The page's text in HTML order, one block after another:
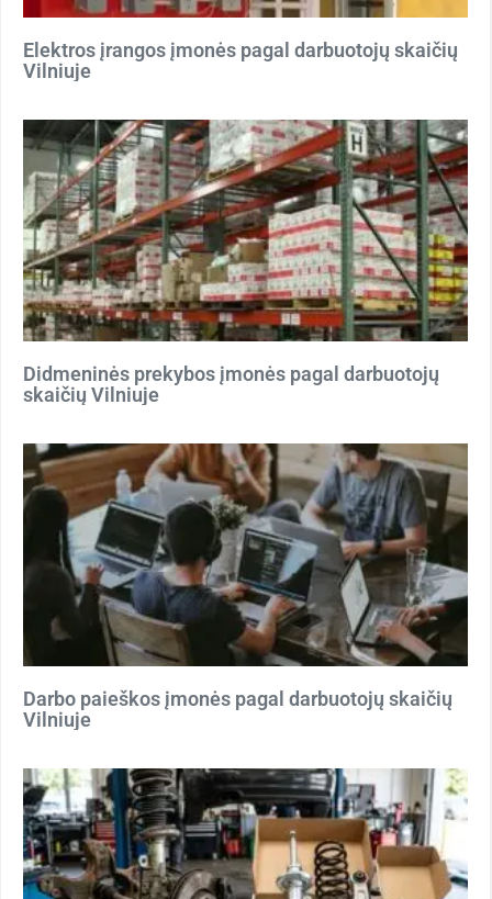
Elektros įrangos įmonės pagal darbuotojų skaičių
Vilniuje
Didmeninės prekybos įmonės pagal darbuotojų
skaičių Vilniuje
Darbo paieškos įmonės pagal darbuotojų skaičių
Vilniuje